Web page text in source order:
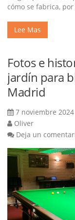
cómo se fabrica,
Lee Mas
Fotos e
jardín para
Madrid
7 noviembre 2024
Oliver
Deja un